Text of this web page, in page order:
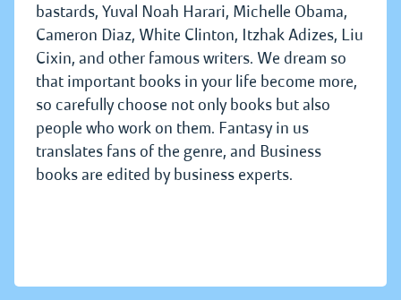
bastards, Yuval Noah Harari, Michelle Obama,
Cameron Diaz, White Clinton, Itzhak Adizes, Liu
Cixin, and other famous writers. We dream so
that important books in your life become more,
so carefully choose not only books but also
people who work on them. Fantasy in us
translates fans of the genre, and Business
books are edited by business experts.